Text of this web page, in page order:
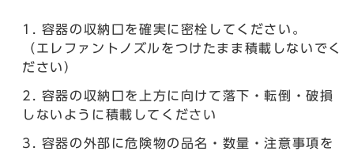
容器の収納口を確実に密栓してください。
（エレファントノズルをつけたまま積載しないでく
ださい）
容器の収納口を上方に向けて落下・転倒・破損
しないように積載してください
容器の外部に危険物の品名・数量・注意事項を